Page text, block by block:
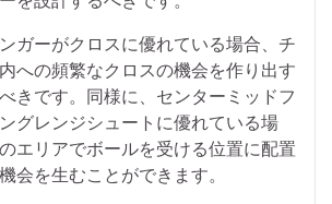
ガーがクロスに優れている場合、チ
への頻繁なクロスの機会を作り出す
きです。同様に、センターミッドフ
グレンジシュートに優れている場
エリアでボールを受ける位置に配置
会を生むことができます。